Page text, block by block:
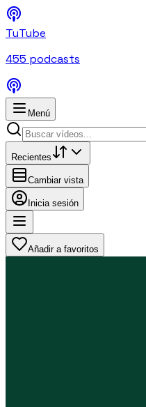
TuTube
455 podcasts
Menú
Recientes
Cambiar vista
Inicia sesión
Añadir a favoritos